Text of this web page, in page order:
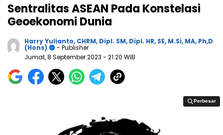
Sentralitas ASEAN Pada Konstelasi
Geoekonomi Dunia
Harry Yulianto, CHRM, Dipl. SM, Dipl. HR, SE, M.Si, MA, Ph,D
(Hons)
- Publisher
Jumat, 8 September 2023 - 21:20 WIB
Perbesar
Perbesar